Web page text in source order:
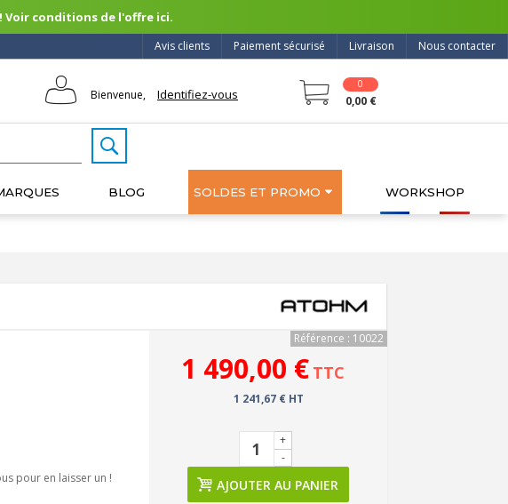
Voir conditions de l'offre ici.
Nous contacter
Livraison
Paiement sécurisé
Avis clients
Bienvenue, Identifiez-vous
0
0,00 €
BLOG SOLDES ET PROMO WORKSHOP
pour en laisser un !
Référence : 10022
1 490,00 € TTC
1 241,67 € HT
-
+
AJOUTER AU PANIER